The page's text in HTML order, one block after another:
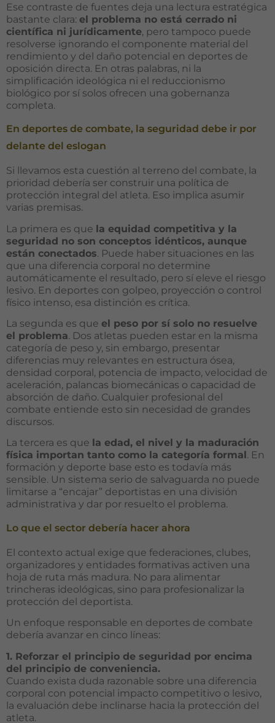
Ese contraste de fuentes deja una lectura estratégica
bastante clara: el problema no está cerrado ni
científica ni jurídicamente, pero tampoco puede
resolverse ignorando el componente material del
rendimiento y del daño potencial en deportes de
oposición directa. En otras palabras, ni la
simplificación ideológica ni el reduccionismo
biológico por sí solos ofrecen una gobernanza
completa.
En deportes de combate, la seguridad debe ir por
delante del eslogan
Si llevamos esta cuestión al terreno del combate, la
prioridad debería ser construir una política de
protección integral del atleta. Eso implica asumir
varias premisas.
La primera es que la equidad competitiva y la
seguridad no son conceptos idénticos, aunque
están conectados. Puede haber situaciones en las
que una diferencia corporal no determine
automáticamente el resultado, pero sí eleve el riesgo
lesivo. En deportes con golpeo, proyección o control
físico intenso, esa distinción es crítica.
La segunda es que el peso por sí solo no resuelve
el problema. Dos atletas pueden estar en la misma
categoría de peso y, sin embargo, presentar
diferencias muy relevantes en estructura ósea,
densidad corporal, potencia de impacto, velocidad de
aceleración, palancas biomecánicas o capacidad de
absorción de daño. Cualquier profesional del
combate entiende esto sin necesidad de grandes
discursos.
La tercera es que la edad, el nivel y la maduración
física importan tanto como la categoría formal . En
formación y deporte base esto es todavía más
sensible. Un sistema serio de salvaguarda no puede
limitarse a “encajar” deportistas en una división
administrativa y dar por resuelto el problema.
Lo que el sector debería hacer ahora
El contexto actual exige que federaciones, clubes,
organizadores y entidades formativas activen una
hoja de ruta más madura. No para alimentar
trincheras ideológicas, sino para profesionalizar la
protección del deportista.
Un enfoque responsable en deportes de combate
debería avanzar en cinco líneas:
1. Reforzar el principio de seguridad por encima
del principio de conveniencia.
Cuando exista duda razonable sobre una diferencia
corporal con potencial impacto competitivo o lesivo,
la evaluación debe inclinarse hacia la protección del
atleta.